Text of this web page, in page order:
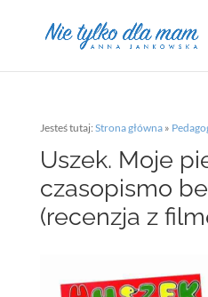
Jesteś tutaj: Strona główna»
Uszek. Moje
czasopismo
(recenzja z